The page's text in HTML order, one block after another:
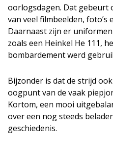
oorlogsdagen. Dat gebeurt
van veel filmbeelden,
Daarnaast zijn er
zoals een Heinkel He 111,
bombardement werd
Bijzonder is dat de strijd
oogpunt van de vaak
Kortom, een mooi
over een nog steeds
geschiedenis.